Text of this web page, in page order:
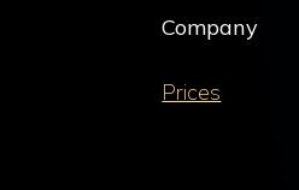
Company
Prices